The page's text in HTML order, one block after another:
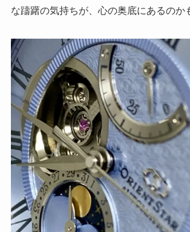
な躊躇の気持ちが、心の奥底にあるのか